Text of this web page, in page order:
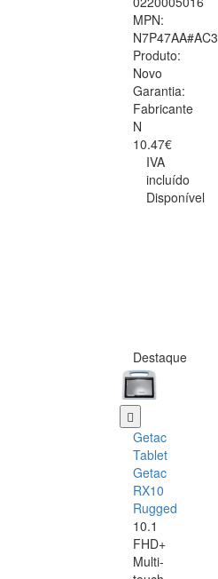
MPN:
N7P47AA#AC3
Produto:
Novo
Garantia:
Fabricante
N
10.47€
IVA
incluído
Disponível
Destaque
Getac
Tablet
Getac
RX10
Rugged
10.1
FHD+
Multi-